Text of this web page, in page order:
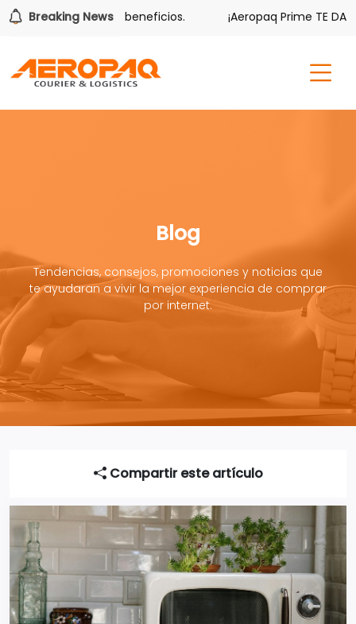
Breaking News
tiene sus beneficios. ¡Aeropaq Prime TE DA MÁS!
Blog
Tendencias, consejos, promociones y noticias que
te ayudaran a vivir la mejor experiencia de comprar
por internet.
Compartir este artículo